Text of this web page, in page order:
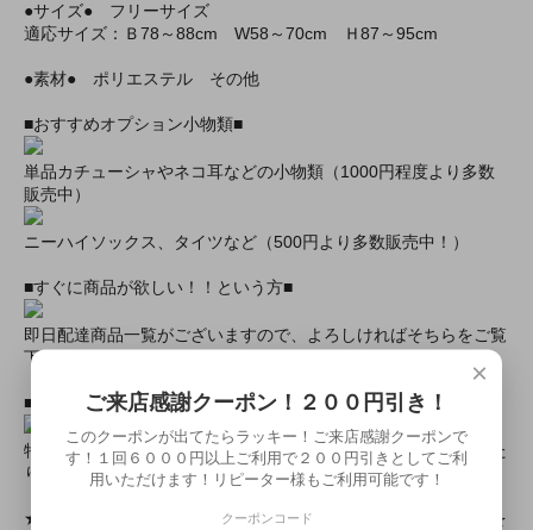
●サイズ● フリーサイズ
適応サイズ：Ｂ78～88cm W58～70cm Ｈ87～95cm
●素材● ポリエステル その他
■おすすめオプション小物類■
単品カチューシャやネコ耳などの小物類（1000円程度より多数
販売中）
ニーハイソックス、タイツなど（500円より多数販売中！）
■すぐに商品が欲しい！！という方■
即日配達商品一覧がございますので、よろしければそちらをご覧
下さいませ。
■とにかく安くて高品質な商品が欲しい！という方■
特別割引商品を掲載しています！最大８０％引きの商品もあった
りします！
★ミアカフェ・ミアリラではミアコス衣装を着用したイベントを
×
ご来店感謝クーポン！２００円引き！
このクーポンが出てたらラッキー！ご来店感謝クーポンで
す！１回６０００円以上ご利用で２００円引きとしてご利
用いただけます！リピーター様もご利用可能です！
クーポンコード